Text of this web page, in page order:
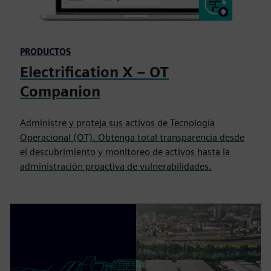
PRODUCTOS
Electrification X – OT
Companion
Administre y proteja sus activos de Tecnología
Operacional (OT). Obtenga total transparencia desde
el descubrimiento y monitoreo de activos hasta la
administración proactiva de vulnerabilidades.